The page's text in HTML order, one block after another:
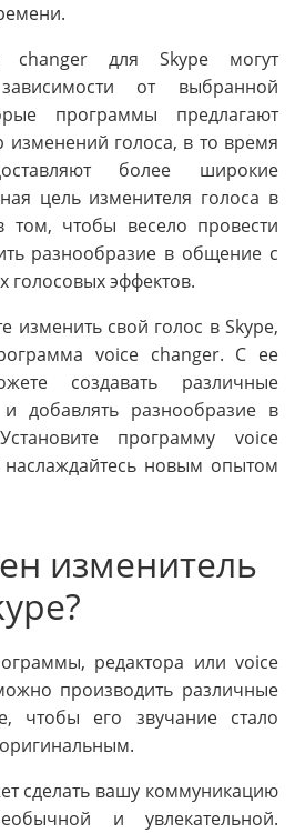
changer для Skype могут
от выбранной
программы предлагают
голоса, в то время
более широкие
цель изменителя голоса в
том, чтобы весело провести
разнообразие в общение с
эффектов.
изменить свой голос в Skype,
voice changer. С ее
создавать различные
добавлять разнообразие в
программу voice
новым опытом
изменитель
редактора или voice
производить различные
чтобы его звучание стало
сделать вашу коммуникацию
и увлекательной.